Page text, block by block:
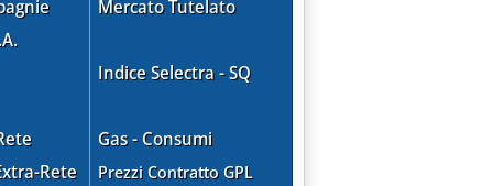
Rete
Mercato Tutelato
Indice Selectra - SQ
Gas - Consumi
Prezzi Contratto GPL